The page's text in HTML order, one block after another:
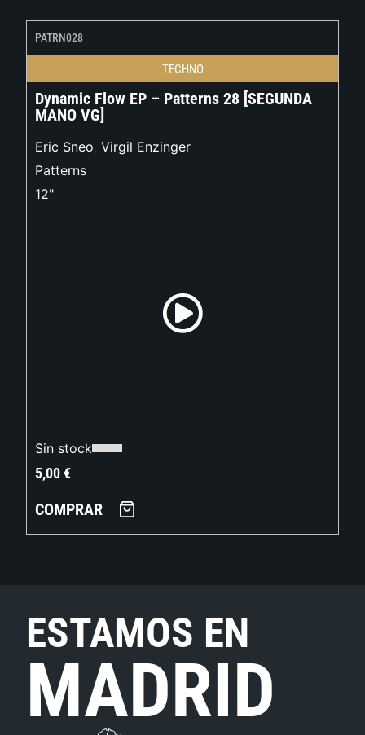
PATRN028
TECHNO
Dynamic Flow EP – Patterns 28 [SEGUNDA
MANO VG]
Eric Sneo, Virgil Enzinger
Patterns
12"
Sin stock
5,00€
COMPRAR
ESTAMOS EN
MADRID